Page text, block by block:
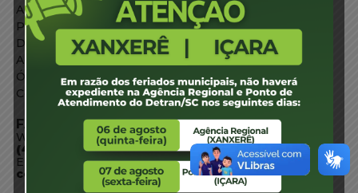
Agência de Notícias
Portal de Serviços
Diário Oficial
Acesso à Informação
Órgãos do Governo
Conheça SC
FALE CONOSCO
WhatsApp:
(48) 3664-1800
E-mail:
centraldeinformacoes@detran.sc.gov.br